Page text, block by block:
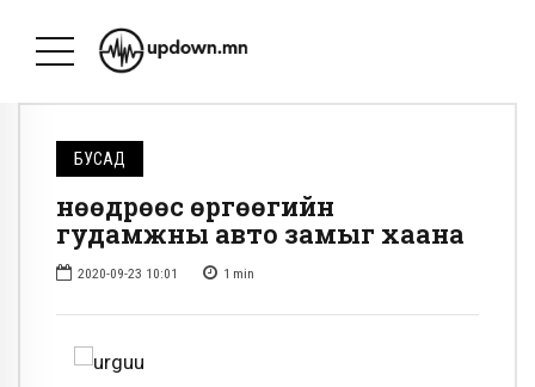
БУСАД
Өнөөдрөөс өргөөгийн
гудамжны авто замыг хаана
2020-09-23 10:01 1 min